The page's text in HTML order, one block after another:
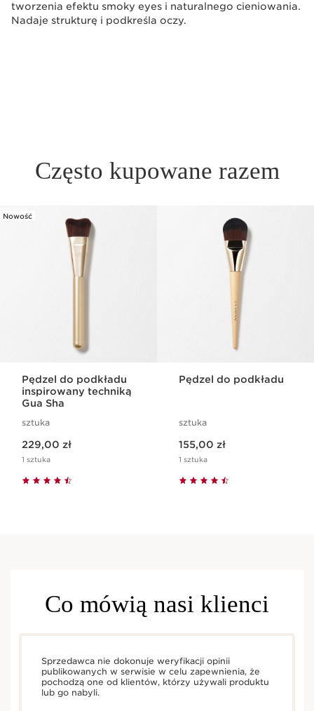
tworzenia efektu smoky eyes i naturalnego cieniowania.
Nadaje strukturę i podkreśla oczy.
Często kupowane razem
PRZEJDŹ DO TREŚCI
Nowość
Pędzel do podkładu
inspirowany techniką
Gua Sha
sztuka
229,00 zł
1 sztuka
Pędzel do podkładu
sztuka
155,00 zł
1 sztuka
Co mówią nasi klienci
Sprzedawca nie dokonuje weryfikacji opinii
publikowanych w serwisie w celu zapewnienia, że
pochodzą one od klientów, którzy używali produktu
lub go nabyli.